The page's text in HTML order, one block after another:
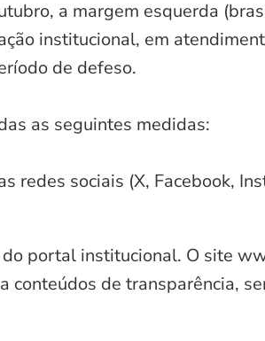
a margem esquerda
institucional, em
de defeso.
as seguintes medidas:
redes sociais (X, Facebook,
portal institucional. O site
conteúdos de transparência,